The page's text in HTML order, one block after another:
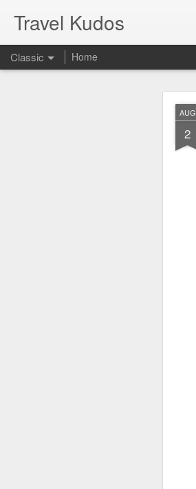
AUG
2
Travel Kudos
Classic Home